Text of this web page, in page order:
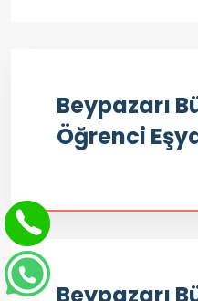
Beypazarı
Öğrenci